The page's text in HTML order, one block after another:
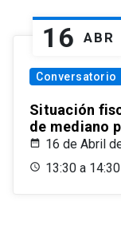
16 ABR
Conversatorio
Situación
de mediano
16 de Abril
13:30 a 14:30